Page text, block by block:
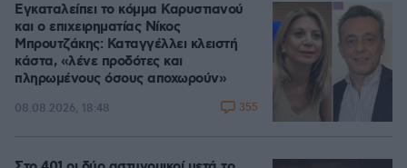
Εγκαταλείπει το κόμμα Καρυστιανού
και ο επιχειρηματίας Νίκος
Μπρουτζάκης: Καταγγέλλει κλειστή
κάστα, «λένε προδότες και
πληρωμένους όσους αποχωρούν»
08.08.2026, 18:48 355